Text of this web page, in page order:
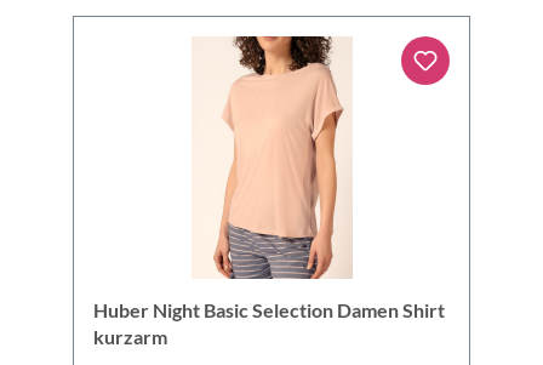
Huber Night Basic Selection Damen Shirt
kurzarm